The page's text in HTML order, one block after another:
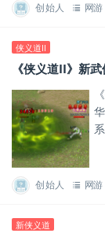
创始人 网游
侠义道II
《侠义道II》新
创始人 网游
新侠义道